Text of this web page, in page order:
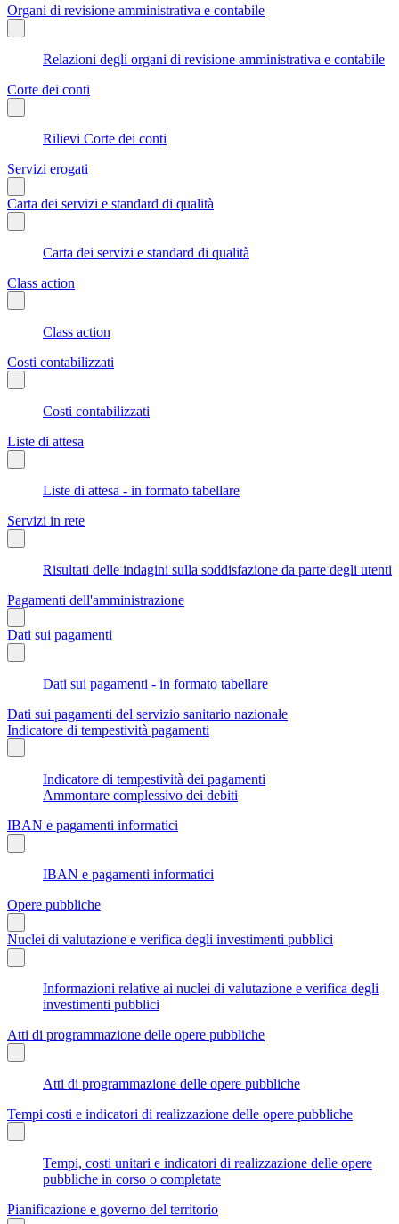
Organi di revisione amministrativa e contabile
Relazioni degli organi di revisione amministrativa e contabile
Corte dei conti
Rilievi Corte dei conti
Servizi erogati
Carta dei servizi e standard di qualità
Carta dei servizi e standard di qualità
Class action
Class action
Costi contabilizzati
Costi contabilizzati
Liste di attesa
Liste di attesa - in formato tabellare
Servizi in rete
Risultati delle indagini sulla soddisfazione da parte degli utenti
Pagamenti dell'amministrazione
Dati sui pagamenti
Dati sui pagamenti - in formato tabellare
Dati sui pagamenti del servizio sanitario nazionale
Indicatore di tempestività pagamenti
Indicatore di tempestività dei pagamenti
Ammontare complessivo dei debiti
IBAN e pagamenti informatici
IBAN e pagamenti informatici
Opere pubbliche
Nuclei di valutazione e verifica degli investimenti pubblici
Informazioni relative ai nuclei di valutazione e verifica degli
investimenti pubblici
Atti di programmazione delle opere pubbliche
Atti di programmazione delle opere pubbliche
Tempi costi e indicatori di realizzazione delle opere pubbliche
Tempi, costi unitari e indicatori di realizzazione delle opere
pubbliche in corso o completate
Pianificazione e governo del territorio